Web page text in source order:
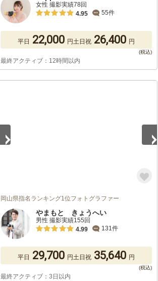
女性 撮影実績78回
4.95
55件
平日 22,000 円土日祝 26,400 円
最終アクティブ：12時間以内
岡山県指名ランキング1位フォトグラファー
やまもと きょうへい
男性 撮影実績155回
4.99
131件
平日 29,700 円土日祝 35,640 円
最終アクティブ：3日以内